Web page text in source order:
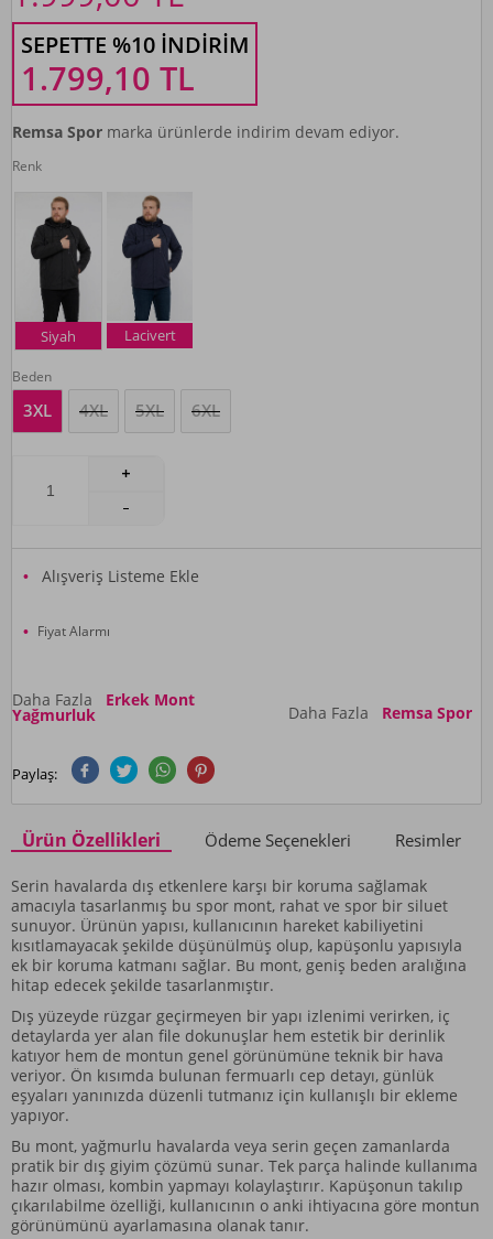
SEPETTE %10 İNDIRIM
1.799,10 TL
Remsa Spor marka ürünlerde indirim devam ediyor.
Renk
Siyah Lacivert
Beden
3XL 4XL 5XL 6XL
Alışveriş Listeme Ekle
Fiyat Alarmı
Daha Fazla Erkek Mont
Yağmurluk Daha Fazla Remsa Spor
Paylaş:
Ürün Özellikleri Ödeme Seçenekleri Resimler
Serin havalarda dış etkenlere karşı bir koruma sağlamak
amacıyla tasarlanmış bu spor mont, rahat ve spor bir siluet
sunuyor. Ürünün yapısı, kullanıcının hareket kabiliyetini
kısıtlamayacak şekilde düşünülmüş olup, kapüşonlu yapısıyla
ek bir koruma katmanı sağlar. Bu mont, geniş beden aralığına
hitap edecek şekilde tasarlanmıştır.
Dış yüzeyde rüzgar geçirmeyen bir yapı izlenimi verirken, iç
detaylarda yer alan file dokunuşlar hem estetik bir derinlik
katıyor hem de montun genel görünümüne teknik bir hava
veriyor. Ön kısımda bulunan fermuarlı cep detayı, günlük
eşyaları yanınızda düzenli tutmanız için kullanışlı bir ekleme
yapıyor.
Bu mont, yağmurlu havalarda veya serin geçen zamanlarda
pratik bir dış giyim çözümü sunar. Tek parça halinde kullanıma
hazır olması, kombin yapmayı kolaylaştırır. Kapüşonun takılıp
çıkarılabilme özelliği, kullanıcının o anki ihtiyacına göre montun
görünümünü ayarlamasına olanak tanır.